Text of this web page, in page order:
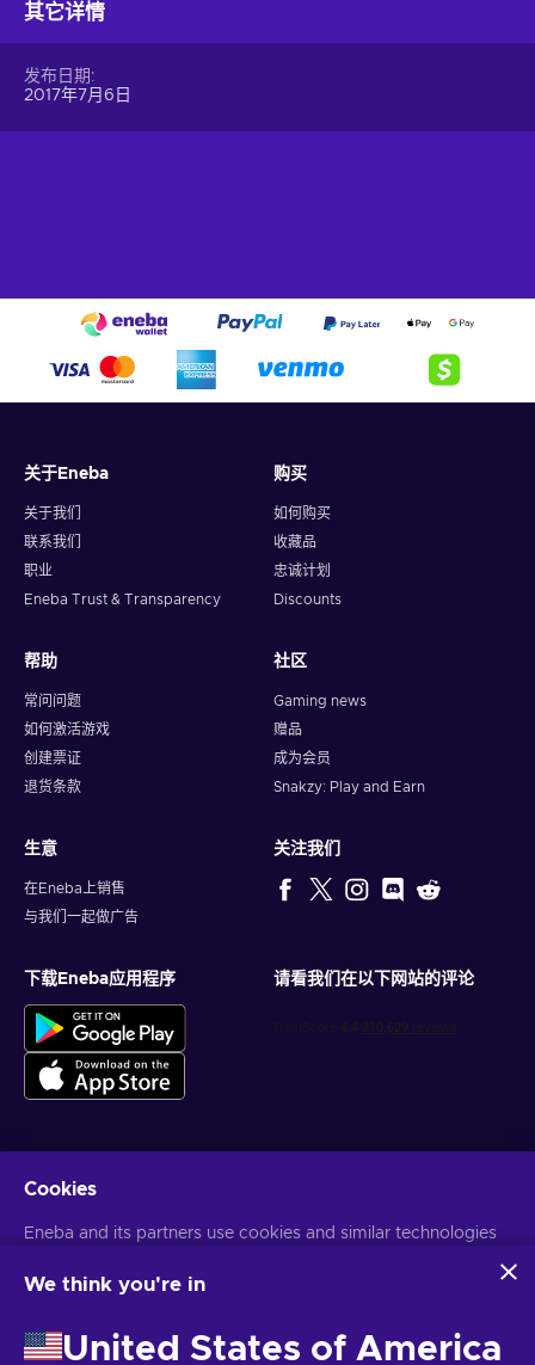
其它详情
发布日期
2017年7月6日
关于Eneba
关于我们
联系我们
职业
Eneba Trust & Transparency
购买
如何购买
收藏品
忠诚计划
Discounts
帮助
常问问题
如何激活游戏
创建票证
退货条款
社区
Gaming news
赠品
成为会员
Snakzy: Play and Earn
生意
在Eneba上销售
与我们一起做广告
关注我们
下载Eneba应用程序 请看我们在以下网站的评论
获得个性化的游戏优惠
订阅
您可以随时取消订阅。访问
语言 USD
Cookies
Eneba and its partners use cookies and similar technologies
website. We use this information to enhance content,
may also be used for ads personalization.
By clicking 'Accept all', you consent to the use of these
We think you're in
United States of America